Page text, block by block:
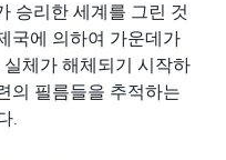
승리한 세계를 그린 것
국에 의하여 가운데가
체가 해체되기 시작하
의 필름들을 추적하는
.